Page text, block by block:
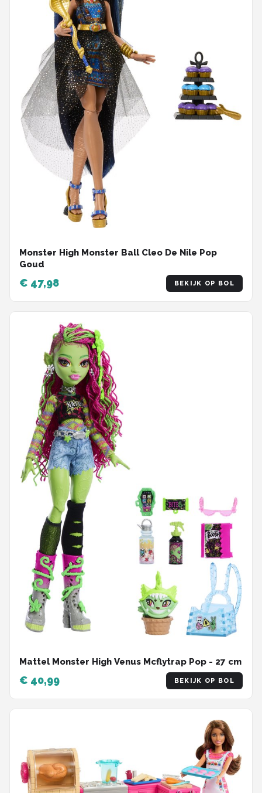
Monster High Monster Ball Cleo De Nile Pop
Goud
€ 47,98 BEKIJK OP BOL
Mattel Monster High Venus Mcflytrap Pop - 27 cm
€ 40,99 BEKIJK OP BOL